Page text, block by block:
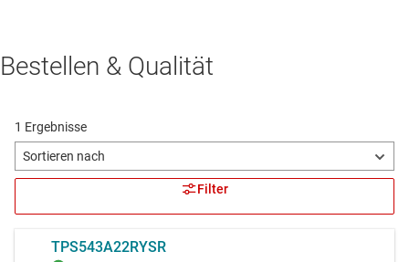
Bestellen & Qualität